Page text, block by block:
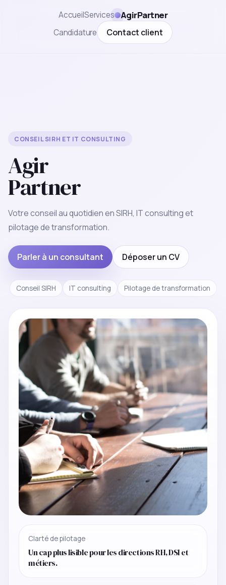
AccueilServices AgirPartner
Candidature Contact client
CONSEIL SIRH ET IT CONSULTING
Agir
Partner
Votre conseil au quotidien en SIRH, IT consulting et
pilotage de transformation.
Parler à un consultant Déposer un CV
Conseil SIRH IT consulting Pilotage de transformation
Clarté de pilotage
Un cap plus lisible pour les directions RH, DSI et
métiers.